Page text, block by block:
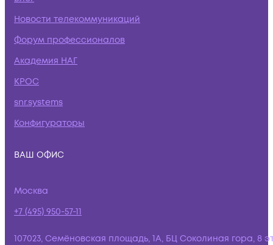
Новости телекоммуникаций
Форум профессионалов
Академия НАГ
КРОС
snr.systems
Конфигураторы
ВАШ ОФИС
Москва
+7 (495) 950-57-11
107023, Семёновская площадь, 1А, БЦ Соколиная гора, 8